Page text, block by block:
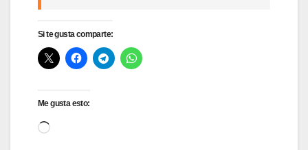
Si te gusta comparte:
Me gusta esto:
Cargando...